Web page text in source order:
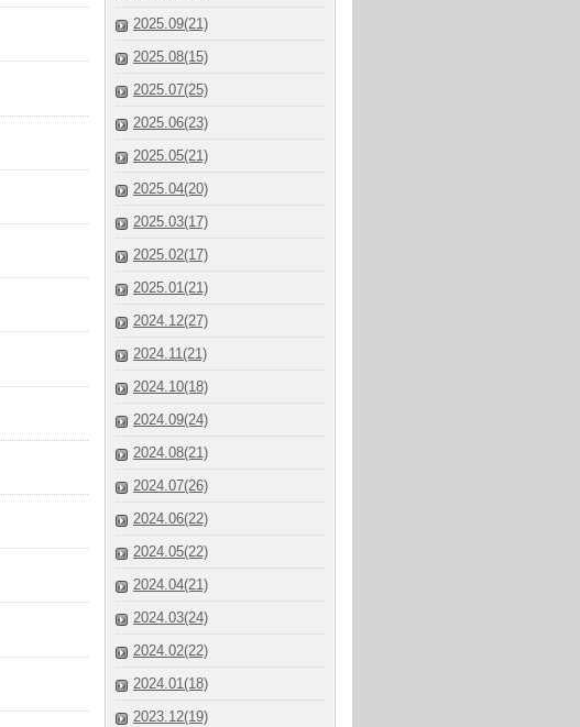
2025.09(21)
2025.08(15)
2025.07(25)
2025.06(23)
2025.05(21)
2025.04(20)
2025.03(17)
2025.02(17)
2025.01(21)
2024.12(27)
2024.11(21)
2024.10(18)
2024.09(24)
2024.08(21)
2024.07(26)
2024.06(22)
2024.05(22)
2024.04(21)
2024.03(24)
2024.02(22)
2024.01(18)
2023.12(19)